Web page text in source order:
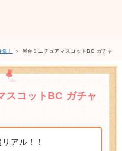
！ ＞ 屋台ミニチュアマスコットBC ガチャ
スコットBC ガチャ
アル！！